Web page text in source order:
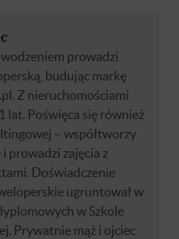
prowadzi
budując markę
Z nieruchomościami
lat. Poświęca się również
– współtworzy
prowadzi zajęcia z
Doświadczenie
ugruntował w
w Szkole
Prywatnie mąż i ojciec